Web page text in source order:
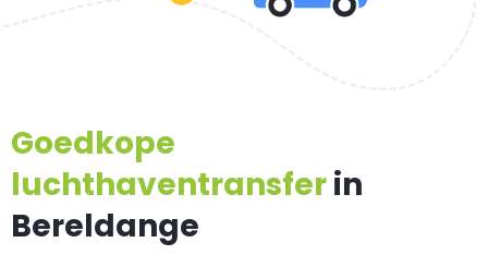
Goedkope
luchthaventransferin
Bereldange